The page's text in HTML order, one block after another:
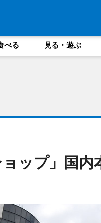
べる 見る・遊ぶ
ップ」国内